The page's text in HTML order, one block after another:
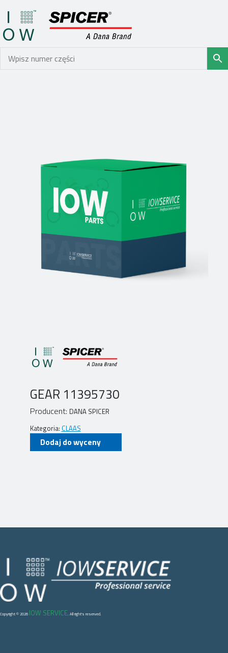
GEAR 11395730
Producent: DANA SPICER
Kategoria: CLAAS
Dodaj do wyceny
Copyright © 2026 IOW SERVICE. All right's reserved.